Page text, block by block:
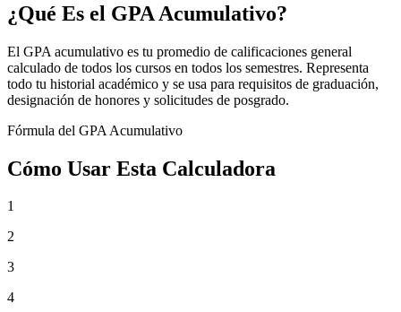
¿Qué Es el GPA Acumulativo?
El GPA acumulativo es tu promedio de calificaciones general
calculado de todos los cursos en todos los semestres. Representa
todo tu historial académico y se usa para requisitos de graduación,
designación de honores y solicitudes de posgrado.
Fórmula del GPA Acumulativo
Cómo Usar Esta Calculadora
1
2
3
4